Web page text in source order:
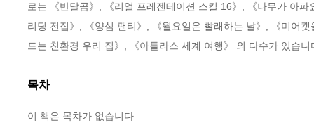
로는 《반달곰》, 《리얼 프레젠테이션 스킬 16》, 《나무가 아
리딩 전집》, 《양심 팬티》, 《월요일은 빨래하는 날》, 《미어
드는 친환경 우리 집》, 《아틀라스 세계 여행》 외 다수가 있습니
목차
이 책은 목차가 없습니다.